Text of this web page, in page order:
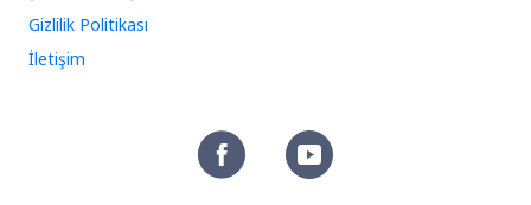
Gizlilik Politikası
İletişim